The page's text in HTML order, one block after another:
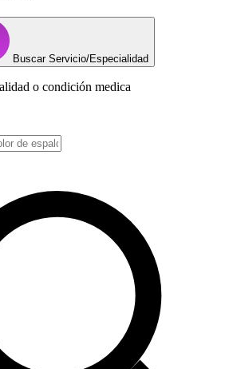
Buscar Servicio/Especialidad
o condición medica